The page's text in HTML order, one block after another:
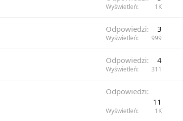
Wyświetleń 1K
Odpowiedzi 3
Wyświetleń 999
Odpowiedzi 4
Wyświetleń 311
Odpowiedzi
11
Wyświetleń 1K